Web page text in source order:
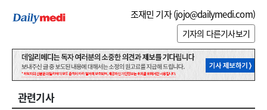
조재민 기자 (jojo@dailymedi.com)
기자의 다른기사보기
관련기사